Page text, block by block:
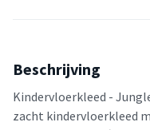
Beschrijving
Kindervloerkleed -
zacht kindervloerkleed